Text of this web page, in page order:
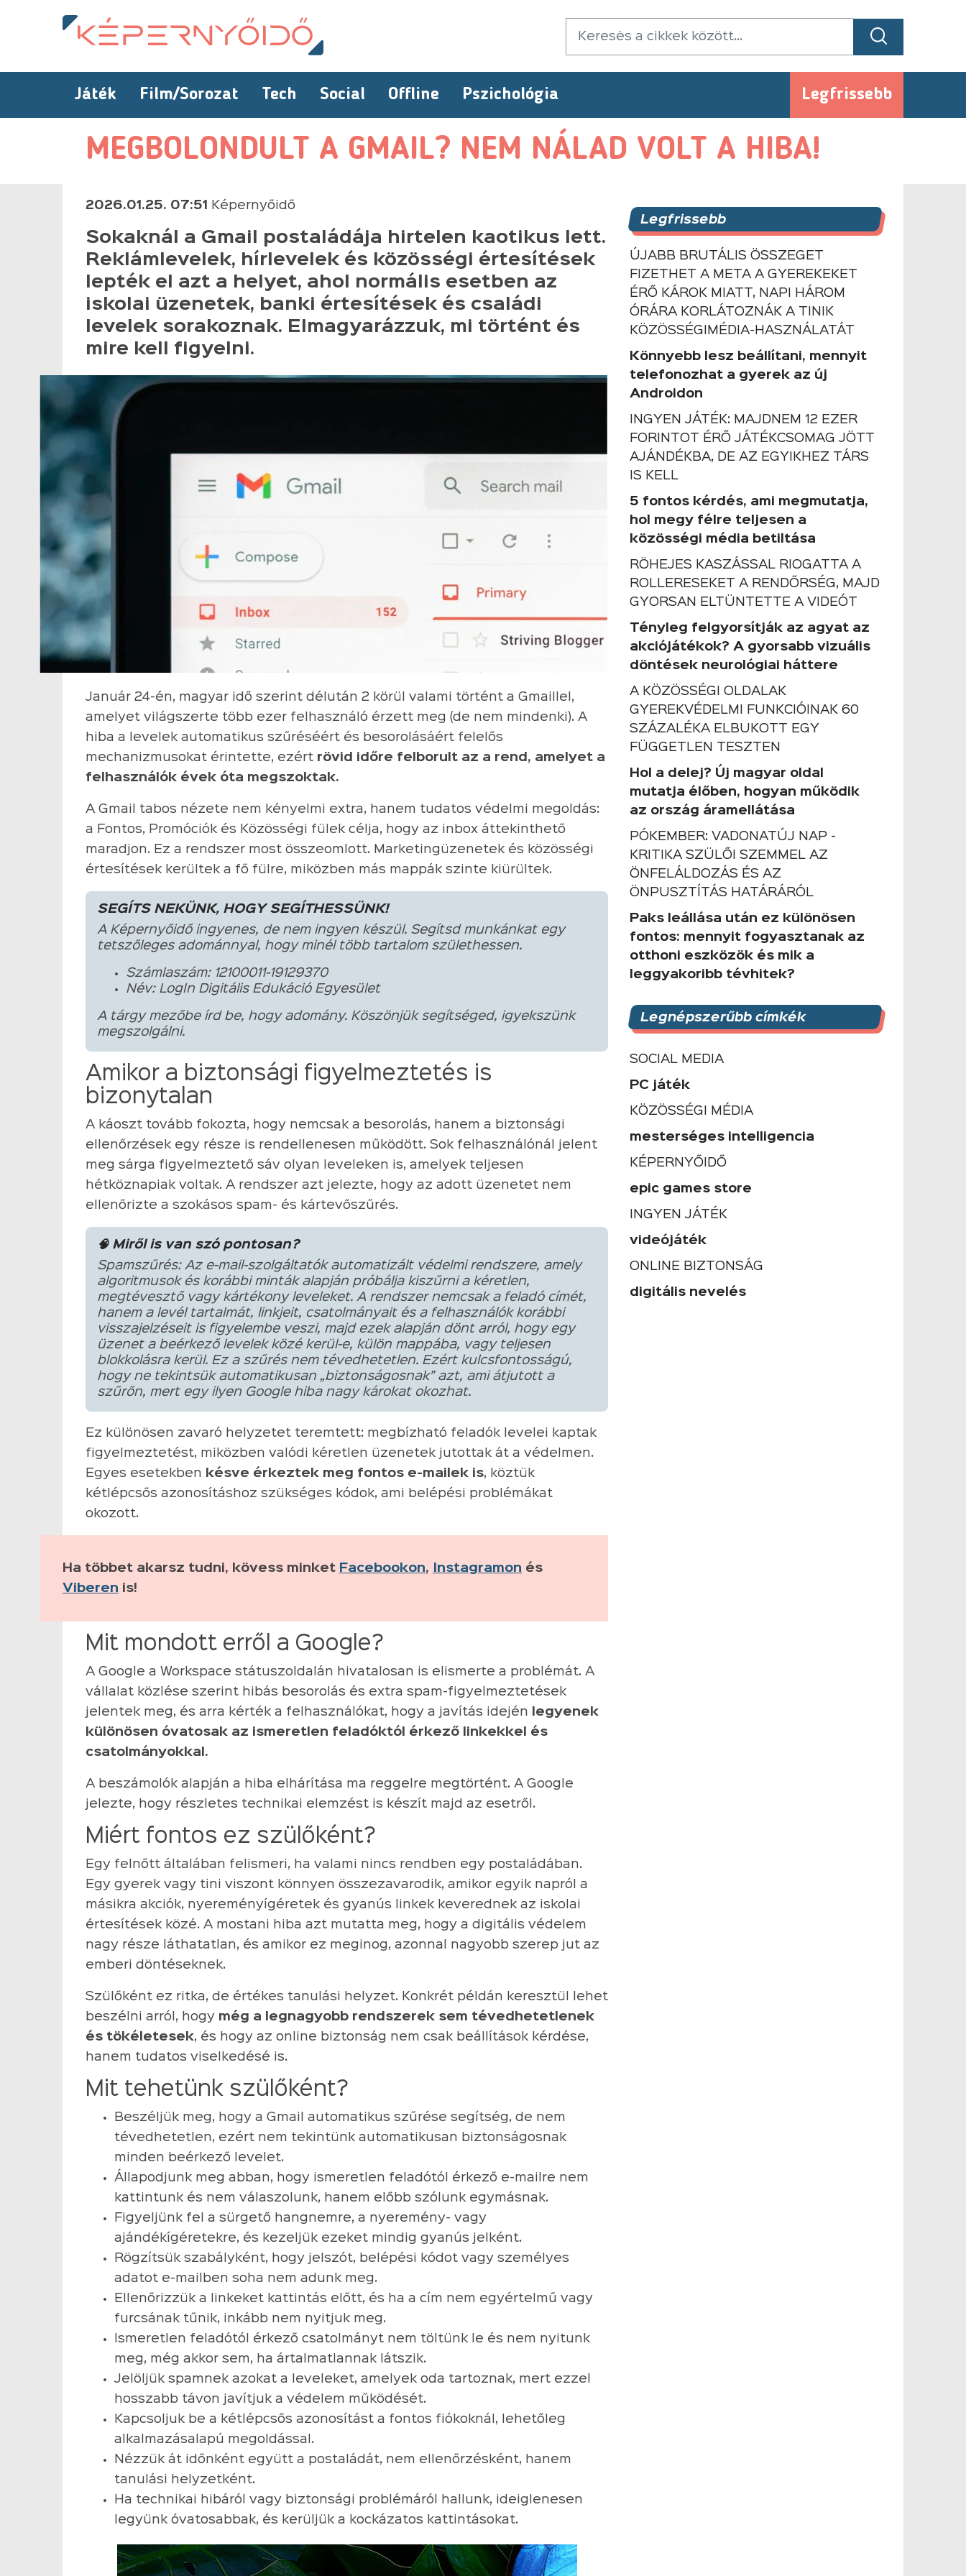
Játék Film/Sorozat Tech Social Offline Pszichológia Legfrissebb
MEGBOLONDULT A GMAIL? NEM NÁLAD VOLT A HIBA!
2026.01.25. 07:51 Képernyőidő
Sokaknál a Gmail postaládája hirtelen kaotikus lett.
Reklámlevelek, hírlevelek és közösségi értesítések
lepték el azt a helyet, ahol normális esetben az
iskolai üzenetek, banki értesítések és családi
levelek sorakoznak. Elmagyarázzuk, mi történt és
mire kell figyelni.
Január 24-én, magyar idő szerint délután 2 körül valami történt a Gmaillel,
amelyet világszerte több ezer felhasználó érzett meg (de nem mindenki). A
hiba a levelek automatikus szűréséért és besorolásáért felelős
mechanizmusokat érintette, ezért rövid időre felborult az a rend, amelyet a
felhasználók évek óta megszoktak.
A Gmail tabos nézete nem kényelmi extra, hanem tudatos védelmi megoldás:
a Fontos, Promóciók és Közösségi fülek célja, hogy az inbox áttekinthető
maradjon. Ez a rendszer most összeomlott. Marketingüzenetek és közösségi
értesítések kerültek a fő fülre, miközben más mappák szinte kiürültek.
SEGÍTS NEKÜNK, HOGY SEGÍTHESSÜNK!
A Képernyőidő ingyenes, de nem ingyen készül. Segítsd munkánkat egy
tetszőleges adománnyal, hogy minél több tartalom születhessen.
Számlaszám: 12100011-19129370
Név: LogIn Digitális Edukáció Egyesület
A tárgy mezőbe írd be, hogy adomány. Köszönjük segítséged, igyekszünk
megszolgálni.
Amikor a biztonsági figyelmeztetés is
bizonytalan
A káoszt tovább fokozta, hogy nemcsak a besorolás, hanem a biztonsági
ellenőrzések egy része is rendellenesen működött. Sok felhasználónál jelent
meg sárga figyelmeztető sáv olyan leveleken is, amelyek teljesen
hétköznapiak voltak. A rendszer azt jelezte, hogy az adott üzenetet nem
ellenőrizte a szokásos spam- és kártevőszűrés.
🧠 Miről is van szó pontosan?
Spamszűrés: Az e-mail-szolgáltatók automatizált védelmi rendszere, amely
algoritmusok és korábbi minták alapján próbálja kiszűrni a kéretlen,
megtévesztő vagy kártékony leveleket. A rendszer nemcsak a feladó címét,
hanem a levél tartalmát, linkjeit, csatolmányait és a felhasználók korábbi
visszajelzéseit is figyelembe veszi, majd ezek alapján dönt arról, hogy egy
üzenet a beérkező levelek közé kerül-e, külön mappába, vagy teljesen
blokkolásra kerül. Ez a szűrés nem tévedhetetlen. Ezért kulcsfontosságú,
hogy ne tekintsük automatikusan „biztonságosnak” azt, ami átjutott a
szűrőn, mert egy ilyen Google hiba nagy károkat okozhat.
Ez különösen zavaró helyzetet teremtett: megbízható feladók levelei kaptak
figyelmeztetést, miközben valódi kéretlen üzenetek jutottak át a védelmen.
Egyes esetekben
késve érkeztek meg fontos e-mailek is, köztük
kétlépcsős azonosításhoz szükséges kódok, ami belépési problémákat
okozott.
Ha többet akarsz tudni, kövess minket Facebookon, Instagramon és
Viberen is!
Mit mondott erről a Google?
A Google a Workspace státuszoldalán hivatalosan is elismerte a problémát. A
vállalat közlése szerint hibás besorolás és extra spam-figyelmeztetések
jelentek meg, és arra kérték a felhasználókat, hogy a javítás idején
legyenek
különösen óvatosak az ismeretlen feladóktól érkező linkekkel és
csatolmányokkal.
A beszámolók alapján a hiba elhárítása ma reggelre megtörtént. A Google
jelezte, hogy részletes technikai elemzést is készít majd az esetről.
Miért fontos ez szülőként?
Egy felnőtt általában felismeri, ha valami nincs rendben egy postaládában.
Egy gyerek vagy tini viszont könnyen összezavarodik, amikor egyik napról a
másikra akciók, nyereményígéretek és gyanús linkek keverednek az iskolai
értesítések közé. A mostani hiba azt mutatta meg, hogy a digitális védelem
nagy része láthatatlan, és amikor ez meginog, azonnal nagyobb szerep jut az
emberi döntéseknek.
Szülőként ez ritka, de értékes tanulási helyzet. Konkrét példán keresztül lehet
beszélni arról, hogy még a legnagyobb rendszerek sem tévedhetetlenek
és tökéletesek, és hogy az online biztonság nem csak beállítások kérdése,
hanem tudatos viselkedésé is.
Mit tehetünk szülőként?
Beszéljük meg, hogy a Gmail automatikus szűrése segítség, de nem
tévedhetetlen, ezért nem tekintünk automatikusan biztonságosnak
minden beérkező levelet.
Állapodjunk meg abban, hogy ismeretlen feladótól érkező e-mailre nem
kattintunk és nem válaszolunk, hanem előbb szólunk egymásnak.
Figyeljünk fel a sürgető hangnemre, a nyeremény- vagy
ajándékígéretekre, és kezeljük ezeket mindig gyanús jelként.
Rögzítsük szabályként, hogy jelszót, belépési kódot vagy személyes
adatot e-mailben soha nem adunk meg.
Ellenőrizzük a linkeket kattintás előtt, és ha a cím nem egyértelmű vagy
furcsának tűnik, inkább nem nyitjuk meg.
Ismeretlen feladótól érkező csatolmányt nem töltünk le és nem nyitunk
meg, még akkor sem, ha ártalmatlannak látszik.
Jelöljük spamnek azokat a leveleket, amelyek oda tartoznak, mert ezzel
hosszabb távon javítjuk a védelem működését.
Kapcsoljuk be a kétlépcsős azonosítást a fontos fiókoknál, lehetőleg
alkalmazásalapú megoldással.
Nézzük át időnként együtt a postaládát, nem ellenőrzésként, hanem
tanulási helyzetként.
Ha technikai hibáról vagy biztonsági problémáról hallunk, ideiglenesen
legyünk óvatosabbak, és kerüljük a kockázatos kattintásokat.
Legfrissebb
ÚJABB BRUTÁLIS ÖSSZEGET
FIZETHET A META A GYEREKEKET
ÉRŐ KÁROK MIATT, NAPI HÁROM
ÓRÁRA KORLÁTOZNÁK A TINIK
KÖZÖSSÉGIMÉDIA-HASZNÁLATÁT
Könnyebb lesz beállítani, mennyit
telefonozhat a gyerek az új
Androidon
INGYEN JÁTÉK: MAJDNEM 12 EZER
FORINTOT ÉRŐ JÁTÉKCSOMAG JÖTT
AJÁNDÉKBA, DE AZ EGYIKHEZ TÁRS
IS KELL
5 fontos kérdés, ami megmutatja,
hol megy félre teljesen a
közösségi média betiltása
RÖHEJES KASZÁSSAL RIOGATTA A
ROLLERESEKET A RENDŐRSÉG, MAJD
GYORSAN ELTÜNTETTE A VIDEÓT
Tényleg felgyorsítják az agyat az
akciójátékok? A gyorsabb vizuális
döntések neurológiai háttere
A KÖZÖSSÉGI OLDALAK
GYEREKVÉDELMI FUNKCIÓINAK 60
SZÁZALÉKA ELBUKOTT EGY
FÜGGETLEN TESZTEN
Hol a delej? Új magyar oldal
mutatja élőben, hogyan működik
az ország áramellátása
PÓKEMBER: VADONATÚJ NAP -
KRITIKA SZÜLŐI SZEMMEL AZ
ÖNFELÁLDOZÁS ÉS AZ
ÖNPUSZTÍTÁS HATÁRÁRÓL
Paks leállása után ez különösen
fontos: mennyit fogyasztanak az
otthoni eszközök és mik a
leggyakoribb tévhitek?
Legnépszerűbb címkék
SOCIAL MEDIA
PC játék
KÖZÖSSÉGI MÉDIA
mesterséges intelligencia
KÉPERNYŐIDŐ
epic games store
INGYEN JÁTÉK
videójáték
ONLINE BIZTONSÁG
digitális nevelés